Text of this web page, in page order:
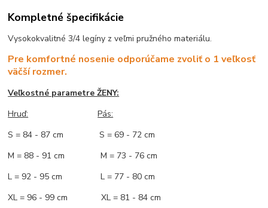
Kompletné špecifikácie
Vysokokvalitné 3/4 legíny z veľmi pružného materiálu.
Pre komfortné nosenie odporúčame zvoliť o 1 veľkosť
väčší rozmer.
Veľkostné parametre ŽENY:
Hruď:
Pás:
S = 84 - 87 cm S = 69 - 72 cm
M = 88 - 91 cm M = 73 - 76 cm
L = 92 - 95 cm L = 77 - 80 cm
XL = 96 - 99 cm XL = 81 - 84 cm